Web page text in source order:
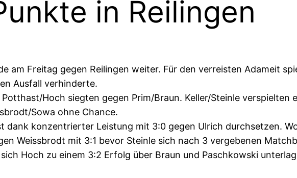
in Reilingen
am Freitag gegen Reilingen weiter. Für den verreisten Adameit
Ausfall verhinderte.
Hoch siegten gegen Prim/Braun. Keller/Steinle verspielten
Sowa ohne Chance.
dank konzentrierter Leistung mit 3:0 gegen Ulrich durchsetzen.
Weissbrodt mit 3:1 bevor Steinle sich nach 3 vergebenen
Hoch zu einem 3:2 Erfolg über Braun und Paschkowski